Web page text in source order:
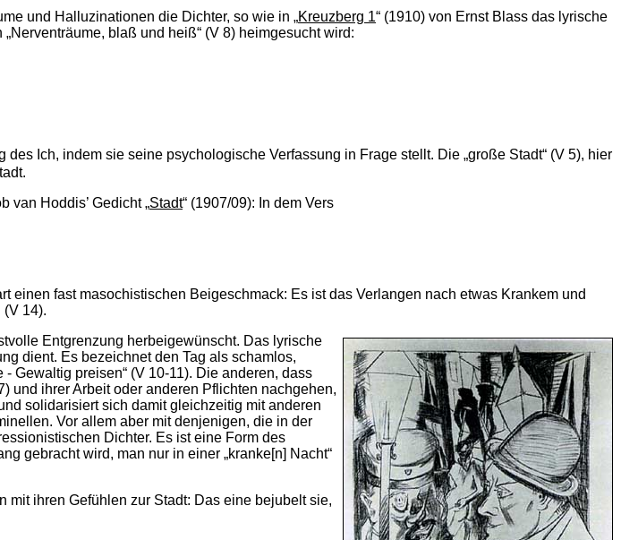
und Halluzinationen die Dichter, so wie in „Kreuzberg 1“ (1910) von Ernst Blass das lyrische
blaß und heiß“ (V 8) heimgesucht wird:
Ich, indem sie seine psychologische Verfassung in Frage stellt. Die „große Stadt“ (V 5), hier
van Hoddis’ Gedicht „Stadt“ (1907/09): In dem Vers
fast masochistischen Beigeschmack: Es ist das Verlangen nach etwas Krankem und
14).
Entgrenzung herbeigewünscht. Das lyrische
dient. Es bezeichnet den Tag als schamlos,
Gewaltig preisen“ (V 10-11). Die anderen, dass
und ihrer Arbeit oder anderen Pflichten nachgehen,
solidarisiert sich damit gleichzeitig mit anderen
Vor allem aber mit denjenigen, die in der
Dichter. Es ist eine Form des
gebracht wird, man nur in einer „kranke[n] Nacht“
ihren Gefühlen zur Stadt: Das eine bejubelt sie,